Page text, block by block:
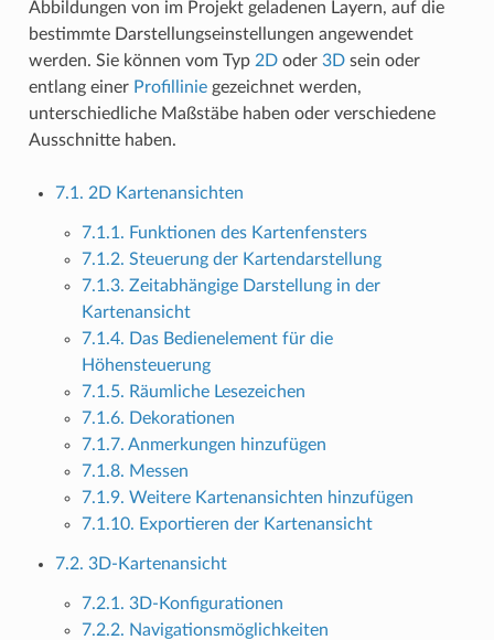
Abbildungen von im Projekt geladenen Layern, auf die
bestimmte Darstellungseinstellungen angewendet
werden. Sie können vom Typ 2Doder 3Dsein oder
entlang einer Profilliniegezeichnet werden,
unterschiedliche Maßstäbe haben oder verschiedene
Ausschnitte haben.
7.1. 2D Kartenansichten
7.1.1. Funktionen des Kartenfensters
7.1.2. Steuerung der Kartendarstellung
7.1.3. Zeitabhängige Darstellung in der
Kartenansicht
7.1.4. Das Bedienelement für die
Höhensteuerung
7.1.5. Räumliche Lesezeichen
7.1.6. Dekorationen
7.1.7. Anmerkungen hinzufügen
7.1.8. Messen
7.1.9. Weitere Kartenansichten hinzufügen
7.1.10. Exportieren der Kartenansicht
7.2. 3D-Kartenansicht
7.2.1. 3D-Konfigurationen
7.2.2. Navigationsmöglichkeiten